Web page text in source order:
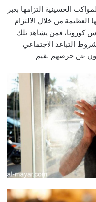
الحسينية التزامها بعبر
العظيمة من خلال الالتزام
كورونا، فمن يشاهد تلك
التباعد الاجتماعي
عن حرصهم بقيم